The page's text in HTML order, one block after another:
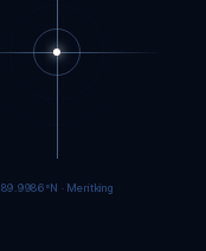
89.9984°N · Meritking